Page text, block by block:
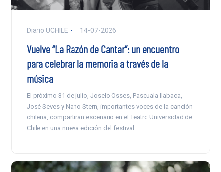
Diario UCHILE 14-07-2026
Vuelve “La Razón de Cantar”: un encuentro
para celebrar la memoria a través de la
música
El próximo 31 de julio, Joselo Osses, Pascuala Ilabaca,
José Seves y Nano Stern, importantes voces de la canción
chilena, compartirán escenario en el Teatro Universidad de
Chile en una nueva edición del festival.